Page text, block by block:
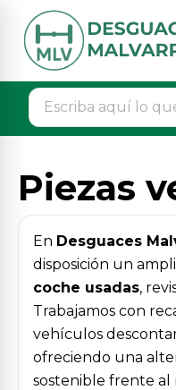
Inicio Piezas vehículos
Piezas
En Desguaces
disposición un
coche usadas,
Trabajamos con
vehículos
ofreciendo una
sostenible frente al